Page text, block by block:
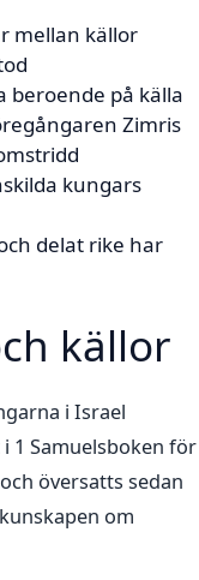
mellan källor
beroende på källa
Zimris
kungars
delat rike har
källor
i Israel
1 Samuelsboken för
översatts sedan
om